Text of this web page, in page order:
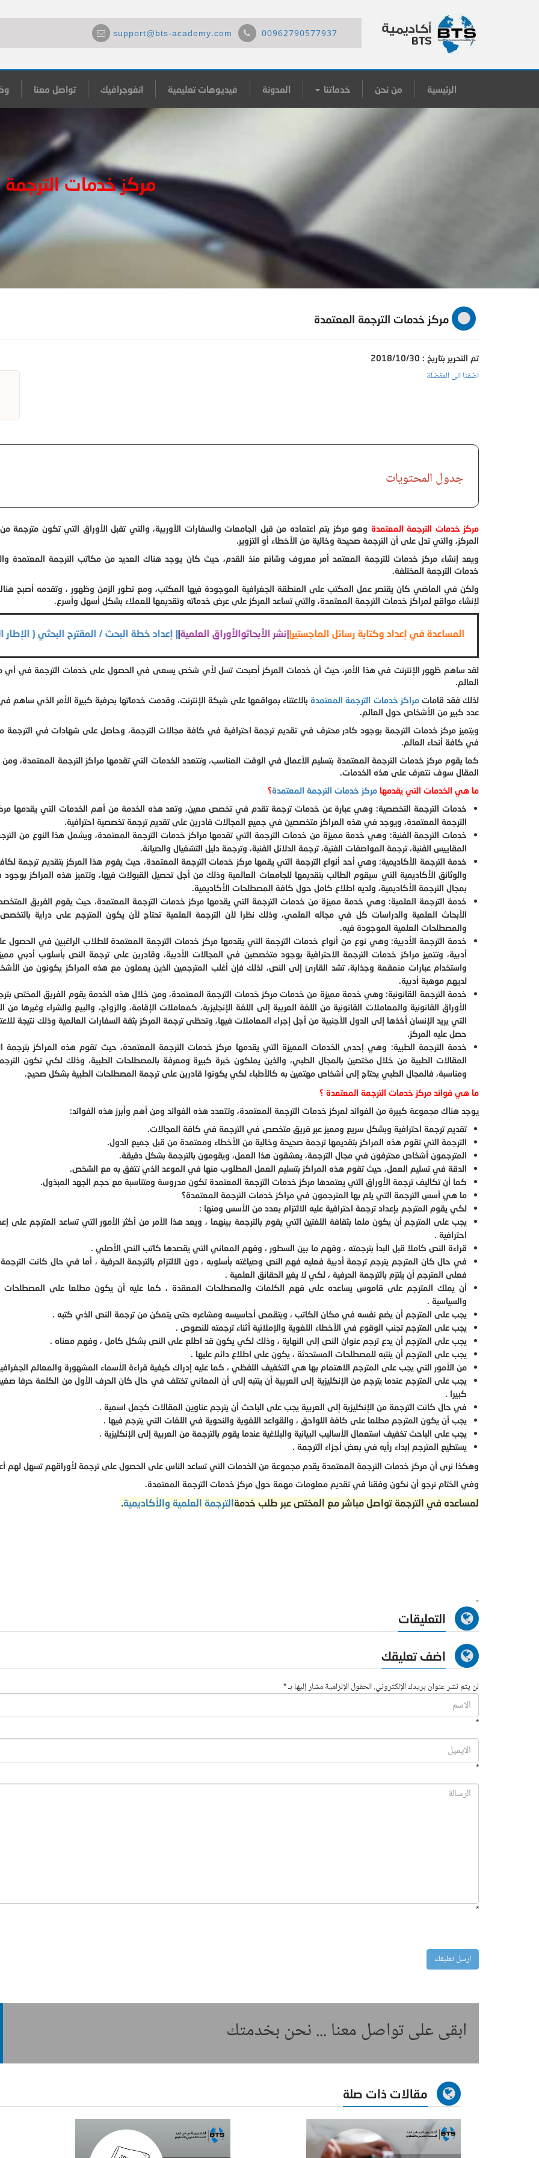
00962790577937
support@bts-academy.com
الرئيسية من نحن خدماتنا المدونة فيديوهات تعليمية انفوجرافيك تواصل معنا
مركز خدمات الترجمة
مركز خدمات الترجمة المعتمدة
تم التحرير بتاريخ : 2018/10/30
اضفنا الى المفضلة
جدول المحتويات
مركز خدمات الترجمة المعتمدة وهو مركز يتم اعتماده من قبل الجامعات والسفارات الأوربية، والتي تقبل الأوراق التي تكون مترجمة
المركز، والتي تدل على أن الترجمة صحيحة وخالية من الأخطاء أو التزوير.
ويعد إنشاء مركز خدمات للترجمة المعتمد أمر معروف وشائع منذ القدم، حيث كان يوجد هناك العديد من مكاتب الترجمة المعتمدة
خدمات الترجمة المختلفة.
ولكن في الماضي كان يقتصر عمل المكتب على المنطقة الجغرافية الموجودة فيها المكتب، ومع تطور الزمن وظهور ، وتقدمه أصبح
لإنشاء مواقع لمراكز خدمات الترجمة المعتمدة، والتي تساعد المركز على عرض خدماته وتقديمها للعملاء بشكل أسهل وأسرع.
الماجستير والدكتوراة|| المساعدة في إعداد وكتابة رسائل الماجستير|
|نشر الأبحاثوالأوراق العلمية | إعداد خطة البحث / المقترح
لقد ساهم ظهور الإنترنت في هذا الأمر، حيث أن خدمات المركز أصبحت تسل لأي شخص يسعى في الحصول على خدمات الترجمة في
العالم.
لذلك فقد قاماتمراكز خدمات الترجمة المعتمدةبالاعتناء بمواقعها على شبكة الإنترنت، وقدمت خدماتها بحرفية كبيرة الأمر الذي ساهم
عدد كبير من الأشخاص حول العالم.
ويتميز مركز خدمات الترجمة بوجود كادر محترف في تقديم ترجمة احترافية في كافة مجالات الترجمة، وحاصل على شهادات في الترجمة
في كافة أنحاء العالم.
كما يقوم مركز خدمات الترجمة المعتمدة بتسليم الأعمال في الوقت المناسب، وتتعدد الخدمات التي تقدمها مراكز الترجمة المعتمدة،
المقال سوف نتعرف على هذه الخدمات.
ما هي الخدمات التي يقدمها مركز خدمات الترجمة المعتمدة؟
خدمات الترجمة التخصصية: وهي عبارة عن خدمات ترجمة تقدم في تخصص معين، وتعد هذه الخدمة من أهم الخدمات التي يقدمها
الترجمة المعتمدة، ويوجد في هذه المراكز متخصصين في جميع المجالات قادرين على تقديم ترجمة تخصصية احترافية.
خدمات الترجمة الفنية: وهي خدمة مميزة من خدمات الترجمة التي تقدمها مراكز خدمات الترجمة المعتمدة، ويشمل هذا النوع من
المقاييس الفنية، ترجمة المواصفات الفنية، ترجمة الدلائل الفنية، وترجمة دليل التشغيال والصيانة.
خدمة الترجمة الأكاديمية: وهي أحد أنواع الترجمة التي يقمها مركز خدمات الترجمة المعتمدة، حيث يقوم هذا المركز بتقديم ترجمة
والوثائق الأكاديمية التي سيقوم الطالب بتقديمها للجامعات العالمية وذلك من أجل تحصيل القبولات فيها، وتتميز هذه المراكز بوجود
بمجال الترجمة الأكاديمية، ولديه اطلاع كامل حول كافة المصطلحات الأكاديمية.
خدمة الترجمة العلمية: وهي خدمة مميزة من خدمات الترجمة التي يقدمها مركز خدمات الترجمة المعتمدة، حيث يقوم الفريق
الأبحاث العلمية والدراسات كل في مجاله العلمي، وذلك نظرا لأن الترجمة العلمية تحتاج لأن يكون المترجم على دراية
والمصطلحات العلمية الموجودة فيه.
خدمة الترجمة الأدبية: وهي نوع من أنواع خدمات الترجمة التي يقدمها مركز خدمات الترجمة المعتمدة للطلاب الراغبين في الحصول
أدبية، وتتميز مراكز خدمات الترجمة الاحترافية بوجود متخصصين في المجالات الأدبية، وقادرين على ترجمة النص بأسلوب أدبي
واستخدام عبارات منمقمة وجذابة، تشد القارئ إلى النص، لذلك فإن أغلب المترجمين الذين يعملون مع هذه المراكز يكونون من
لديهم موهبة أدبية.
خدمة الترجمة القانونية: وهي خدمة مميزة من خدمات مركز خدمات الترجمة المعتمدة، ومن خلال هذه الخدمة يقوم الفريق المختص
الأوراق القانونية والمعاملات القانونية من اللغة العربية إلى اللغة الإنجليزية، كمعاملات الإقامة، والزواج، والبيع والشراء وغيرها من
التي يريد الإنسان أخذها إلى الدول الأجنبية من أجل إجراء المعاملات فيها، وتحظى ترجمة المركز بثقة السفارات العالمية وذلك نتيجة
حصل عليه المركز.
خدمة الترجمة الطبية: وهي إحدى الخدمات المميزة التي يقدمها مركز خدمات الترجمة المعتمدة، حيث تقوم هذه المراكز بترجمة
المقالات الطبية من خلال مختصين بالمجال الطبي، والذين يملكون خبرة كبيرة ومعرفة بالمصطلحات الطبية، وذلك لكي تكون
ومناسبة، فالمجال الطبي يحتاج إلى أشخاص مهتمين به كالأطباء لكي يكونوا قادرين على ترجمة المصطلحات الطبية بشكل صحيح.
ما هي فوائد مركز خدمات الترجمة المعتمدة ؟
يوجد هناك مجموعة كبيرة من الفوائد لمركز خدمات الترجمة المعتمدة، وتتعدد هذه الفوائد ومن أهم وأبرز هذه الفوائد:
تقديم ترجمة احترافية وبشكل سريع ومميز عبر فريق متخصص في الترجمة في كافة المجالات.
الترجمة التي تقوم هذه المراكز بتقديمها ترجمة صحيحة وخالية من الأخطاء ومعتمدة من قبل جميع الدول.
المترجمون أشخاص محترفون في مجال الترجمة، يعشقون هذا العمل، ويقومون بالترجمة بشكل دقيقة.
الدقة في تسليم العمل، حيث تقوم هذه المراكز بتسليم العمل المطلوب منها في الموعد الذي تتفق به مع الشخص.
كما أن تكاليف ترجمة الأوراق التي يعتمدها مركز خدمات الترجمة المعتمدة تكون مدروسة ومتناسبة مع حجم الجهد المبذول.
ما هي أسس الترجمة التي يلم بها المترجمون في مراكز خدمات الترجمة المعتمدة؟
لكي يقوم المترجم بإعداد ترجمة احترافية عليه الالتزام بعدد من الأسس ومنها :
يجب على المترجم أن يكون ملما بثقافة اللغتين التي يقوم بالترجمة بينهما ، ويعد هذا الأمر من أكثر الأمور التي تساعد المترجم على
احترافية .
قراءة النص كاملا قبل البدأ بترجمته ، وفهم ما بين السطور ، وفهم المعاني التي يقصدها كاتب النص الأصلي .
في حال كان المترجم يترجم ترجمة أدبية فعليه فهم النص وصياغته بأسلوبه ، دون الالتزام بالترجمة الحرفية ، أما في حال كانت الترجمة
فعلى المترجم أن يلتزم بالترجمة الحرفية ، لكي لا يغير الحقائق العلمية .
أن يملك المترجم على قاموس يساعده على فهم الكلمات والمصطلحات المعقدة ، كما عليه أن يكون مطلعا على المصطلحات
والسياسية .
يجب على المترجم أن يضع نفسه في مكان الكاتب ، ويتقمص أحاسيسه ومشاعره حتى يتمكن من ترجمة النص الذي كتبه .
يجب على المترجم تجنب الوقوع في الأخطاء اللغوية والإملائية أثناء ترجمته للنصوص .
يجب على المترجم أن يدع ترجم عنوان النص إلى النهاية ، وذلك لكي يكون قد اطلع على النص بشكل كامل ، وفهم معناه .
يجب على المترجم أن ينتبه للمصطلحات المستحدثة ، يكون على اطلاع دائم عليها .
من الأمور التي يجب على المترجم الاهتمام بها هي التخفيف اللفظي ، كما عليه إدراك كيفية قراءة الأسماء المشهورة والمعالم
يجب على المترجم عندما يترجم من الإنكليزية إلى العربية أن ينتبه إلى أن المعاني تختلف في حال كان الحرف الأول من الكلمة حرفا
كبيرا .
في حال كانت الترجمة من الإنكليزية إلى العربية يجب على الباحث أن يترجم عناوين المقالات كجمل اسمية .
يجب أن يكون المترجم مطلعا على كافة اللواحق ، والقواعد اللغوية والنحوية في اللغات التي يترجم فيها .
يجب على الباحث تخفيف استعمال الأساليب البيانية والبلاغية عندما يقوم بالترجمة من العربية إلى الإنكليزية .
يستطيع المترجم إبداء رأيه في بعض أجزاء الترجمة .
وهكذا نرى أن مركز خدمات الترجمة المعتمدة يقدم مجموعة من الخدمات التي تساعد الناس على الحصول على ترجمة لأوراقهم تسهل لهم
وفي الختام نرجو أن نكون وفقنا في تقديم معلومات مهمة حول مركز خدمات الترجمة المعتمدة.
لمساعده في الترجمة تواصل مباشر مع المختص عبر طلب خدمةالترجمة العلمية والأكاديمية.
التعليقات
اضف تعليقك
لن يتم نشر عنوان بريدك الإلكتروني. الحقول الإلزامية مشار إليها بـ *
*
*
*
ابقى على تواصل معنا ... نحن بخدمتك
مقالات ذات صلة